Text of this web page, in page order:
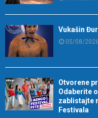
Vukašin
05/08/2026
Otvorene
Odaberite
zablistajte
Festivala